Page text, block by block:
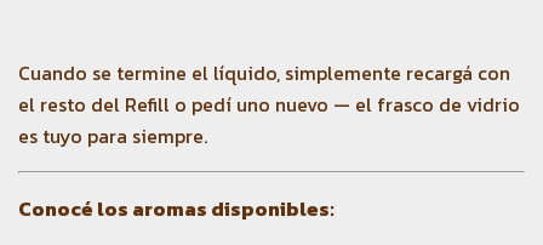
Cuando se termine el líquido, simplemente recargá con
el resto del Refill o pedí uno nuevo — el frasco de vidrio
es tuyo para siempre.
Conocé los aromas disponibles: